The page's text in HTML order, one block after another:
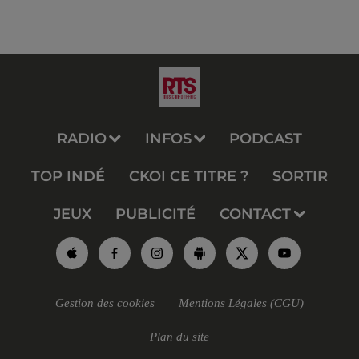
RADIO INFOS PODCAST
TOP INDÉ CKOI CE TITRE ? SORTIR
JEUX PUBLICITÉ CONTACT
Gestion des cookies Mentions Légales (CGU)
Plan du site